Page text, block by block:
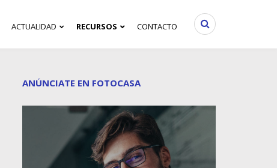
ACTUALIDAD RECURSOS CONTACTO
ANÚNCIATE EN FOTOCASA